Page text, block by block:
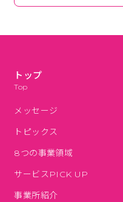
トップ
Top
メッセージ
トピックス
8つの事業領域
サービスPICK UP
事業所紹介